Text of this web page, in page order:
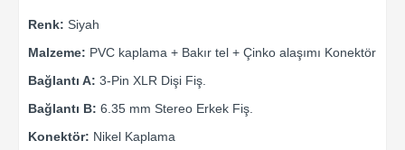
Renk: Siyah
Malzeme: PVC kaplama + Bakır tel + Çinko alaşımı Konektör
Bağlantı A: 3-Pin XLR Dişi Fiş.
Bağlantı B: 6.35 mm Stereo Erkek Fiş.
Konektör: Nikel Kaplama